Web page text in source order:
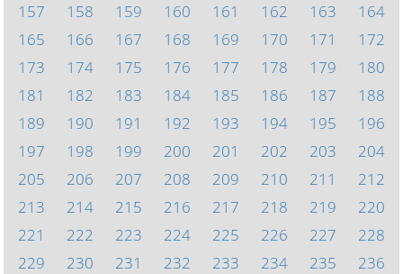
157
158 159 160 161 162 163
164
165
166 167 168 169 170 171
172
173
174 175 176 177 178 179
180
181
182 183 184 185 186 187
188
189
190 191 192 193 194 195
196
197
198 199 200 201 202 203
204
205
206 207 208 209 210 211
212
213
214 215 216 217 218 219
220
221
222 223 224 225 226 227
228
229
230 231 232 233 234 235
236